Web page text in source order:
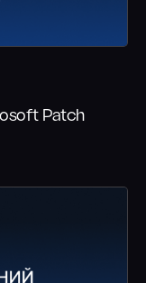
Patch